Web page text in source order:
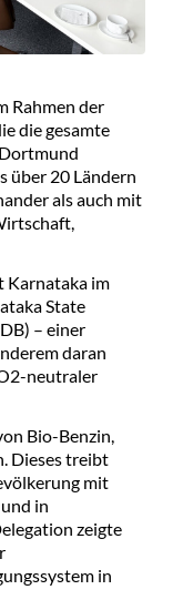
Rahmen der
die gesamte
über 20 Ländern
als auch mit
Karnataka im
State
– einer
daran
neutraler
Bio-Benzin,
Dieses treibt
mit
in
zeigte
in